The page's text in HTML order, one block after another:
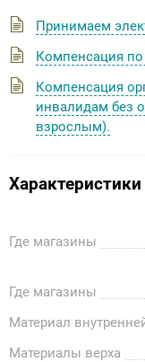
Принимаем
Компенсация
Компенсация
инвалидам без
взрослым).
Характеристики
Где магазины
Где магазины
Материал
Материалы верха